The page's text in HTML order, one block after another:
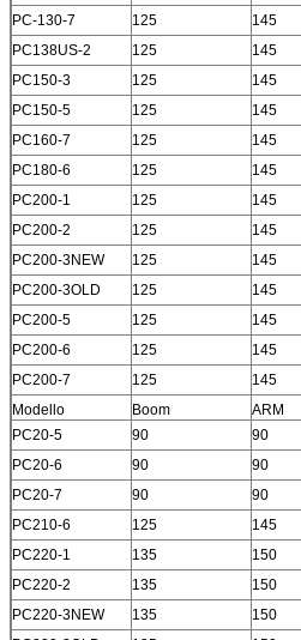
PC-130-7
125 145
PC138US-2
125 145
PC150-3
125 145
PC150-5
125 145
PC160-7
125 145
PC180-6
125 145
PC200-1
125 145
PC200-2
125 145
PC200-3NEW
125 145
PC200-3OLD
125 145
PC200-5
125 145
PC200-6
125 145
PC200-7
125 145
Modello
Boom ARM
PC20-5
90 90
PC20-6
90 90
PC20-7
90 90
PC210-6
125 145
PC220-1
135 150
PC220-2
135 150
PC220-3NEW
135 150